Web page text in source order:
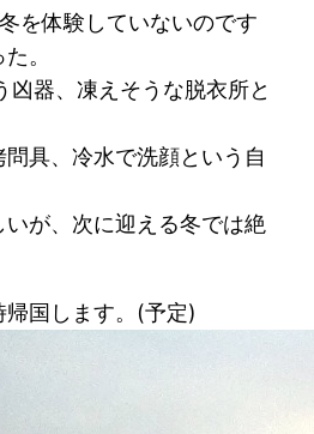
を体験していないのです
。
凶器、凍えそうな脱衣所と
具、冷水で洗顔という自
が、次に迎える冬では絶
国します。(予定)